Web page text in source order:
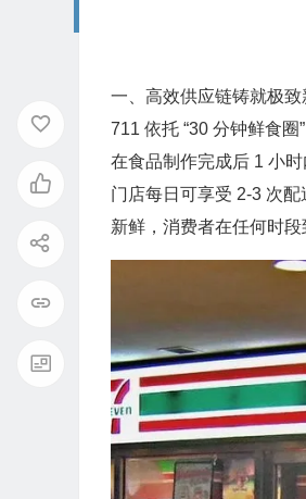
一、高效供应链铸就极致
711 依托 “30 分钟鲜食
在食品制作完成后 1 小
门店每日可享受 2-3 次
新鲜，消费者在任何时段